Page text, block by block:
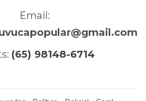
Email:
(65) 98148-6714